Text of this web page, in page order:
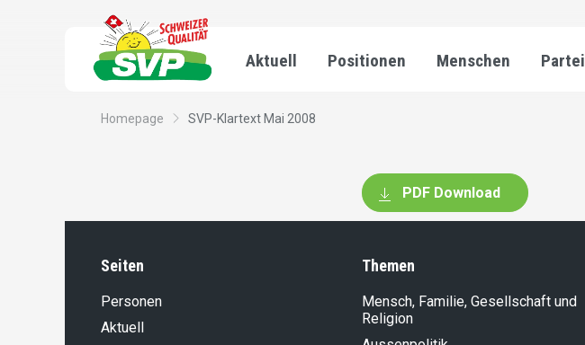
Aktuell Positionen Menschen Partei
Homepage SVP-Klartext Mai 2008
PDF Download
Seiten
Personen
Aktuell
Themen
Mensch, Familie, Gesellschaft und
Religion